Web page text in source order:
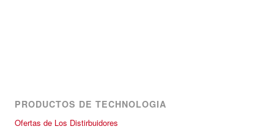
PRODUCTOS DE TECHNOLOGIA
Ofertas de Los Distirbuidores